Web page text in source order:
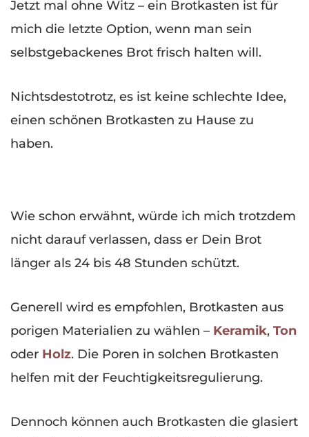
Jetzt mal ohne Witz – ein Brotkasten ist für
mich die letzte Option, wenn man sein
selbstgebackenes Brot frisch halten will.
Nichtsdestotrotz, es ist keine schlechte Idee,
einen schönen Brotkasten zu Hause zu
haben.
Wie schon erwähnt, würde ich mich trotzdem
nicht darauf verlassen, dass er Dein Brot
länger als 24 bis 48 Stunden schützt.
Generell wird es empfohlen, Brotkasten aus
porigen Materialien zu wählen – Keramik, Ton
oder Holz. Die Poren in solchen Brotkasten
helfen mit der Feuchtigkeitsregulierung.
Dennoch können auch Brotkasten die glasiert